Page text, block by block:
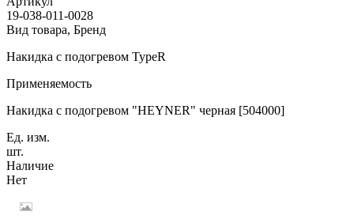
19-038-011-0028
Вид товара, Бренд
Накидка с подогревом TypeR
Применяемость
Накидка с подогревом "HEYNER" черная [504000]
Ед. изм.
шт.
Наличие
Нет